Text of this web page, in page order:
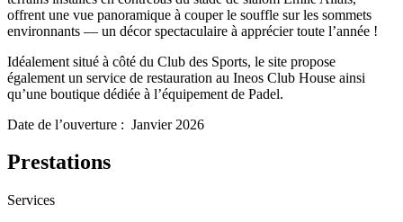
offrent une vue panoramique à couper le souffle sur les sommets
environnants — un décor spectaculaire à apprécier toute l’année !
Idéalement situé à côté du Club des Sports, le site propose
également un service de restauration au Ineos Club House ainsi
qu’une boutique dédiée à l’équipement de Padel.
Date de l’ouverture : Janvier 2026
Prestations
Services